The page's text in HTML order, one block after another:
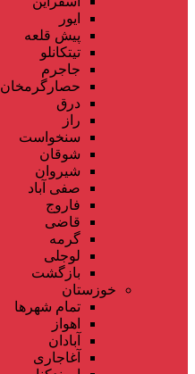
ایور
پیش قلعه
تیتکانلو
جاجرم
حصارگرمخان
درق
راز
سنخواست
شوقان
شیروان
صفی آباد
فاروج
قاضی
گرمه
لوجلی
بازگشت
خوزستان
تمام شهر‌ها
اهواز
آبادان
آغاجاری